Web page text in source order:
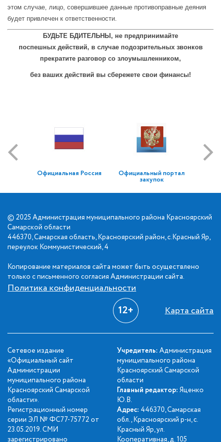
этом случае, лицо, совершившее данные противоправные деяния
будет привлечен к ответственности.
БУДЬТЕ БДИТЕЛЬНЫ, не предпринимайте
поспешных действий, в случае подозрительных звонков
прекратите разговор со злоумышленником,
без ваших действий вы сбережете свои финансы!
Официальная Россия Официальный портал
закупок
© 2025 Администрация муниципального района Красноярский
Самарской области
446370, Самарская область, Красноярский район, с.Красный Яр,
переулок Коммунистический, 4
Копирование материалов сайта может быть осуществлено
только с письменного согласия Администрации сайта.
Политика конфиденциальности
12+ Карта сайта
Сетевое издание
«Официальный сайт
Администрации
муниципального района
Красноярский Самарской
области».
Регистрационный номер
серии ЭЛ № ФС77-75772 от
23.05.2019. СМИ
зарегистрировано
Учредитель: Администрация
муниципального района
Красноярский Самарской
области
Главный редактор: Яценко
Ю.В.
Адрес: 446370, Самарская
обл., Красноярский р-н, с.
Красный Яр, ул.
Кооперативная, д. 105